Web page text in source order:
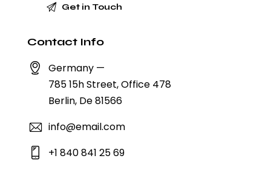
Contact Info
Germany —
785 15h Street, Office 478
Berlin, De 81566
info@email.com
+1 840 841 25 69